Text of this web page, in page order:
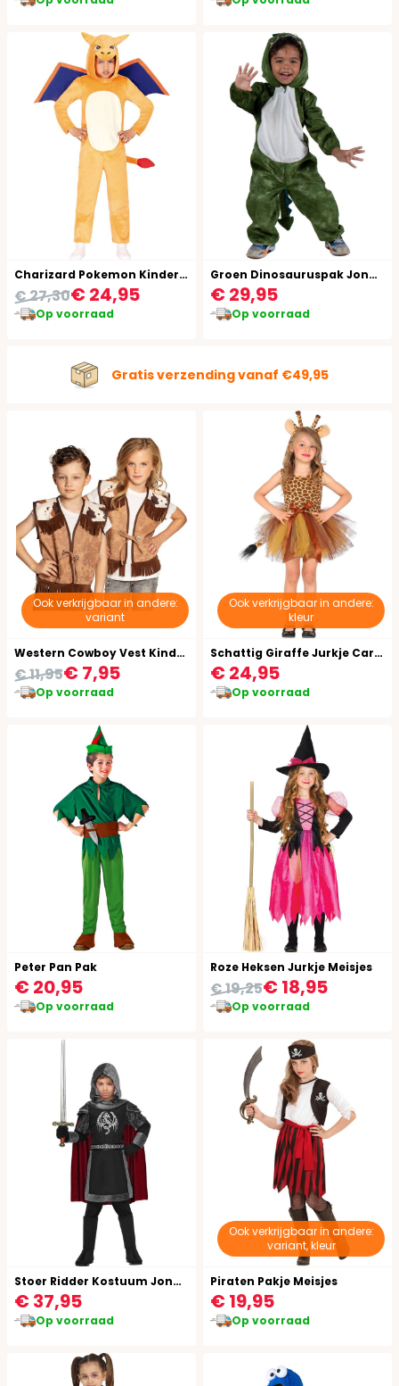
Charizard Pokemon Kinderkostuum
€ 24,95
€ 27,30
Op voorraad
Groen Dinosauruspak Jongens Meisjes
€ 29,95
Op voorraad
Gratis verzending vanaf €49,95
Ook verkrijgbaar in andere:
variant
Western Cowboy Vest Kinderen
€ 7,95
€ 11,95
Op voorraad
Ook verkrijgbaar in andere:
kleur
Schattig Giraffe Jurkje Carnaval Kind
€ 24,95
Op voorraad
Peter Pan Pak
€ 20,95
Op voorraad
Roze Heksen Jurkje Meisjes
€ 18,95
€ 19,25
Op voorraad
Stoer Ridder Kostuum Jongens
€ 37,95
Op voorraad
Ook verkrijgbaar in andere:
variant, kleur
Piraten Pakje Meisjes
€ 19,95
Op voorraad